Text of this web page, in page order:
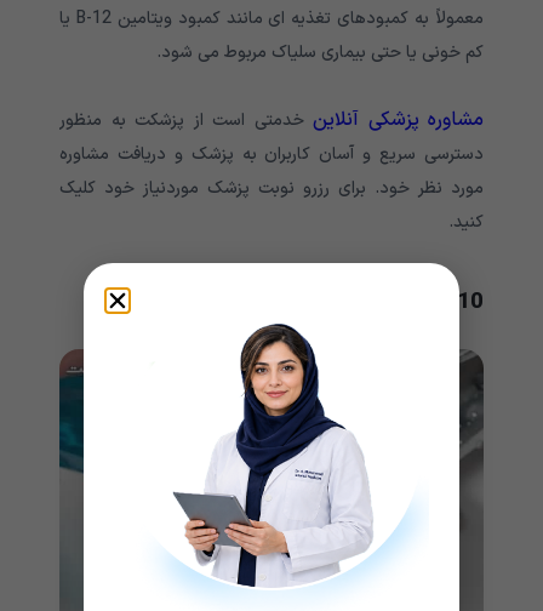
معمولاً به کمبودهای تغذیه ای مانند کمبود ویتامین B-12 یا
کم خونی یا حتی بیماری سلیاک مربوط می شود.
مشاوره پزشکی آنلاین خدمتی است از پزشکت به منظور
دسترسی سریع و آسان کاربران به پزشک و دریافت مشاوره
مورد نظر خود. برای رزرو نوبت پزشک موردنیاز خود کلیک
کنید.
10. داروهای خاص